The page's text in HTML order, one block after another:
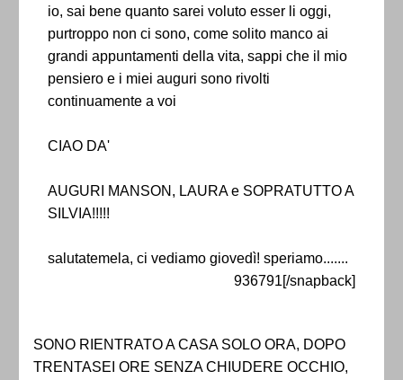
io, sai bene quanto sarei voluto esser li oggi,
purtroppo non ci sono, come solito manco ai
grandi appuntamenti della vita, sappi che il mio
pensiero e i miei auguri sono rivolti
continuamente a voi
CIAO DA'
AUGURI MANSON, LAURA e SOPRATUTTO A
SILVIA!!!!!
salutatemela, ci vediamo giovedì! speriamo.......
936791[/snapback]
SONO RIENTRATO A CASA SOLO ORA, DOPO
TRENTASEI ORE SENZA CHIUDERE OCCHIO,